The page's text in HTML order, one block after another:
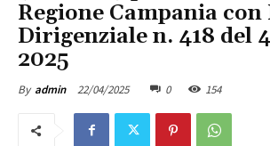
Regione Campania con
Dirigenziale n. 418 del
2025
By admin 22/04/2025 0 154